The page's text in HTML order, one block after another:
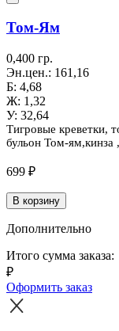
Том-Ям
0,400 гр.
Эн.цен.: 161,16
Б: 4,68
Ж: 1,32
У: 32,64
Тигровые креветки,
бульон Том-ям,кинза
699 ₽
В корзину
Дополнительно
Итого сумма заказа:
₽
Оформить заказ